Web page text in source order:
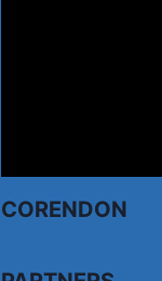
CORENDON